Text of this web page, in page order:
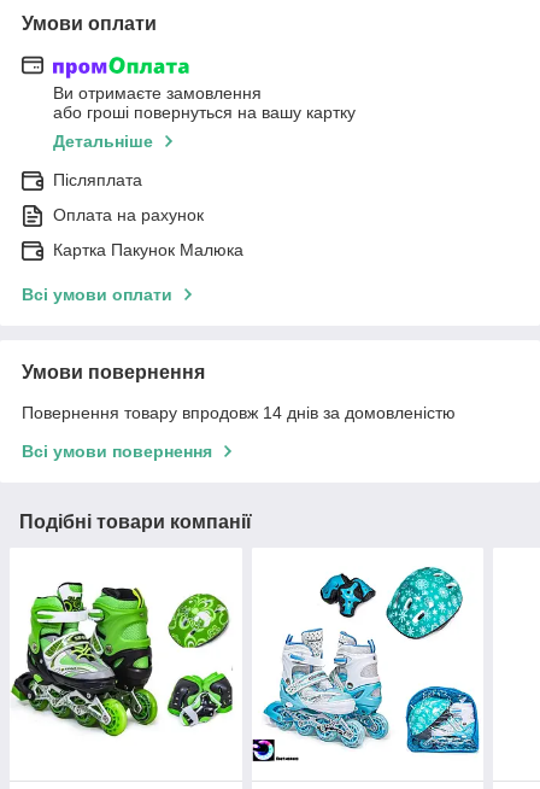
Умови оплати
Ви отримаєте замовлення
або гроші повернуться на вашу картку
Детальніше
Післяплата
Оплата на рахунок
Картка Пакунок Малюка
Всі умови оплати
Умови повернення
Повернення товару впродовж 14 днів за домовленістю
Всі умови повернення
Подібні товари компанії